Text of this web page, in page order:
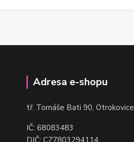
Adresa e-shopu
tř. Tomáše Bati 90, Otrokovice
IČ: 68083483
DIČ: CZ7803294114